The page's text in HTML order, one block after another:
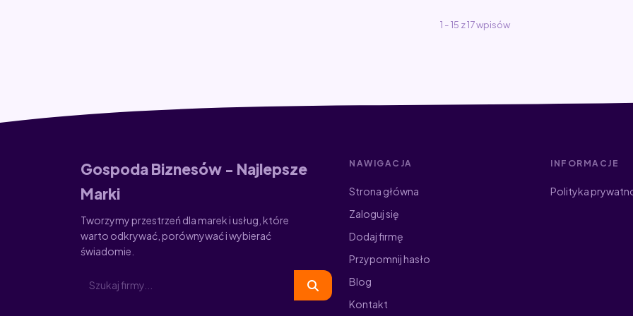
1 - 15 z 17 wpisów
Gospoda Biznesów - Najlepsze
Marki
Tworzymy przestrzeń dla marek i usług, które
warto odkrywać, porównywać i wybierać
świadomie.
NAWIGACJA
Strona główna
Zaloguj się
Dodaj firmę
Przypomnij hasło
Blog
Kontakt
INFORMACJE
Polityka